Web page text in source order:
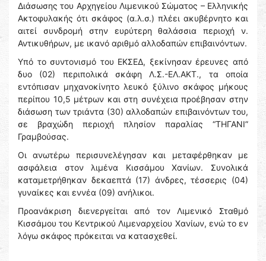
Διάσωσης του Αρχηγείου Λιμενικού Σώματος – Ελληνικής
Ακτοφυλακής ότι σκάφος (α.λ.σ.) πλέει ακυβέρνητο και
αιτεί συνδρομή στην ευρύτερη θαλάσσια περιοχή ν.
Αντικυθήρων, με ικανό αριθμό αλλοδαπών επιβαινόντων.
Υπό το συντονισμό του ΕΚΣΕΔ, ξεκίνησαν έρευνες από
δυο (02) περιπολικά σκάφη Λ.Σ.-ΕΛ.ΑΚΤ., τα οποία
εντόπισαν μηχανοκίνητο λευκό ξύλινο σκάφος μήκους
περίπου 10,5 μέτρων και στη συνέχεια προέβησαν στην
διάσωση των τριάντα (30) αλλοδαπών επιβαινόντων του,
σε βραχώδη περιοχή πλησίον παραλίας “ΤΗΓΑΝΙ”
Γραμβούσας.
Οι ανωτέρω περισυνελέγησαν και μεταφέρθηκαν με
ασφάλεια στον λιμένα Κισσάμου Χανίων. Συνολικά
καταμετρήθηκαν δεκαεπτά (17) άνδρες, τέσσερις (04)
γυναίκες και εννέα (09) ανήλικοι.
Προανάκριση διενεργείται από τον Λιμενικό Σταθμό
Κισσάμου του Κεντρικού Λιμεναρχείου Χανίων, ενώ το εν
λόγω σκάφος πρόκειται να κατασχεθεί.